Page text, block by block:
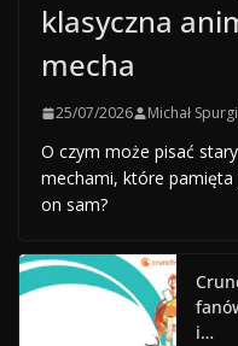
klasyczna
mecha
25/07/2026 Michał
O czym może pisać
mechami, które pamięta
on sam?
i…